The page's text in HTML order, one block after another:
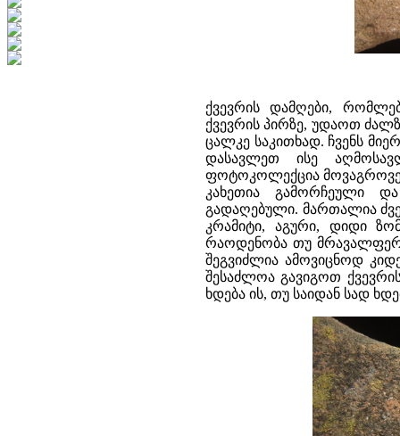
ქვევრის დამღები,
ქვევრის პირზე, უდაოთ
ცალკე საკითხად. ჩვენს
დასავლეთ ისე
ფოტოკოლექცია
კახეთია გამორჩეული
გადაღებული. მართალია
კრამიტი, აგური, დიდი
რაოდენობა თუ
შეგვიძლია ამოვიცნოდ
შესაძლოა გავიგოთ
ხდება ის, თუ საიდან სად